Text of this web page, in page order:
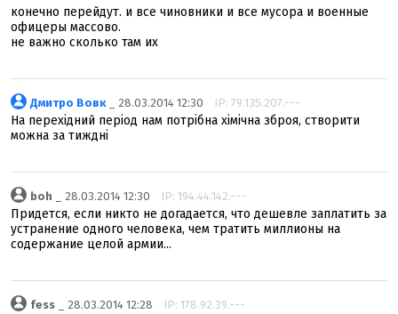
конечно перейдут. и все чиновники и все мусора и военные
офицеры массово.
не важно сколько там их
Дмитро Вовк_ 28.03.2014 12:30 IP: 79.135.207.---
На перехідний період нам потрібна хімічна зброя, створити
можна за тиждні
boh _ 28.03.2014 12:30 IP: 194.44.142.---
Придется, если никто не догадается, что дешевле заплатить за
устранение одного человека, чем тратить миллионы на
содержание целой армии...
fess _ 28.03.2014 12:28 IP: 178.92.39.---